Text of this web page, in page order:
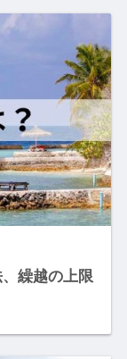
繰越の上限